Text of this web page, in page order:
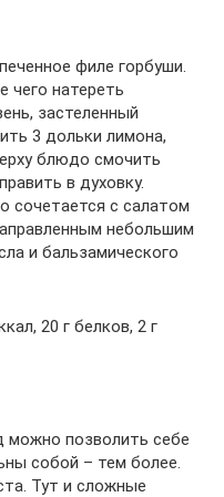
филе горбуши.
чего натереть
застеленный
3 дольки лимона,
блюдо смочить
в духовку.
сочетается с салатом
небольшим
и бальзамического
20 г белков, 2 г
можно позволить себе
собой – тем более.
Тут и сложные